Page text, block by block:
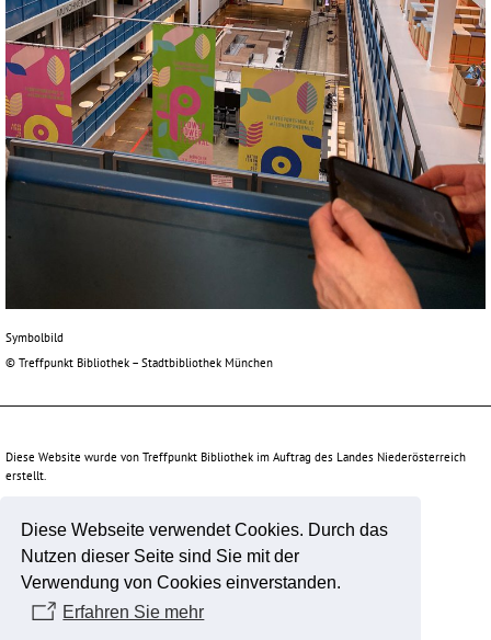
Diese Webseite verwendet Cookies. Durch das
Nutzen dieser Seite sind Sie mit der
Verwendung von Cookies einverstanden.
Erfahren Sie mehr
Symbolbild
© Treffpunkt Bibliothek – Stadtbibliothek München
Diese Website wurde von Treffpunkt Bibliothek im Auftrag des Landes Niederösterreich
erstellt.
Unterstützt durch: